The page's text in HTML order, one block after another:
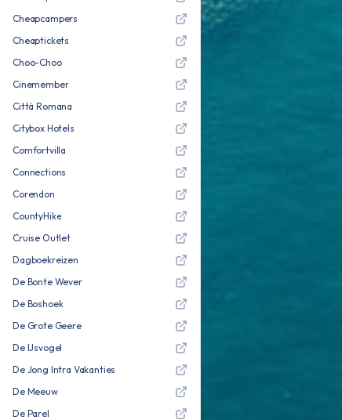
Cheapcampers
Cheaptickets
Choo-Choo
Cinemember
Città Romana
Citybox Hotels
Comfortvilla
Connections
Corendon
CountyHike
Cruise Outlet
Dagboekreizen
De Bonte Wever
De Boshoek
De Grote Geere
De IJsvogel
De Jong Intra Vakanties
De Meeuw
De Parel